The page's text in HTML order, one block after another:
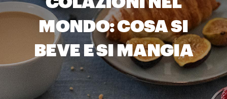
MONDO: COSA SI
BEVE E SI MANGIA